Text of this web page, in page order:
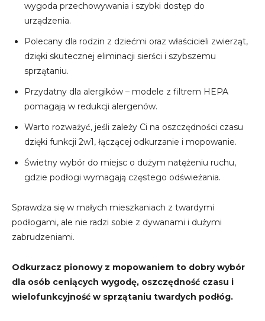
wygoda przechowywania i szybki dostęp do
urządzenia.
Polecany dla rodzin z dziećmi oraz właścicieli zwierząt,
dzięki skutecznej eliminacji sierści i szybszemu
sprzątaniu.
Przydatny dla alergików – modele z filtrem HEPA
pomagają w redukcji alergenów.
Warto rozważyć, jeśli zależy Ci na oszczędności czasu
dzięki funkcji 2w1, łączącej odkurzanie i mopowanie.
Świetny wybór do miejsc o dużym natężeniu ruchu,
gdzie podłogi wymagają częstego odświeżania.
Sprawdza się w małych mieszkaniach z twardymi
podłogami, ale nie radzi sobie z dywanami i dużymi
zabrudzeniami.
Odkurzacz pionowy z mopowaniem to dobry wybór
dla osób ceniących wygodę, oszczędność czasu i
wielofunkcyjność w sprzątaniu twardych podłóg.